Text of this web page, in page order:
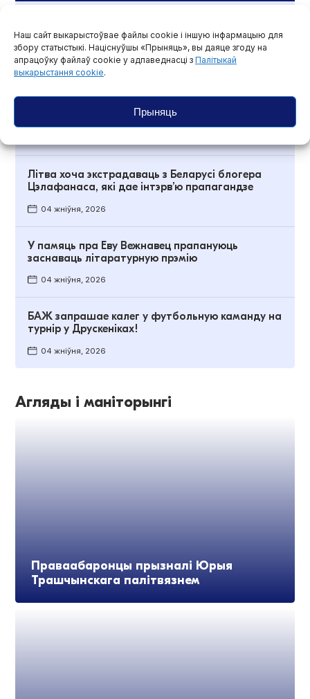
Наш сайт выкарыстоўвае файлы cookie і іншую інфармацыю для
збору статыстыкі. Націснуўшы «Прыняць», вы даяце згоду на
апрацоўку файлаў cookie у адпаведнасці з Палітыкай
выкарыстання cookie.
Прыняць
Белостоком. Некоторые решили, что снимок
создал ИИ
05 жніўня, 2026
Instagram і Х абвесцілі «экстрэмісцкімі»
Літва хоча экстрадаваць з Беларусі блогера
Цэлафанаса, які дае інтэрв’ю прапагандзе
04 жніўня, 2026
У памяць пра Еву Вежнавец прапануюць
заснаваць літаратурную прэмію
04 жніўня, 2026
БАЖ запрашае калег у футбольную каманду на
турнір у Друскеніках!
04 жніўня, 2026
Агляды і маніторынгі
Праваабаронцы прызналі Юрыя
Трашчынскага палітвязнем